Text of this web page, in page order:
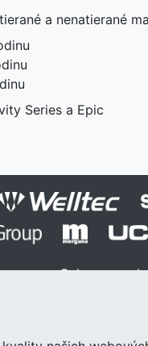
a nenatierané
Series a Epic
Ochrana